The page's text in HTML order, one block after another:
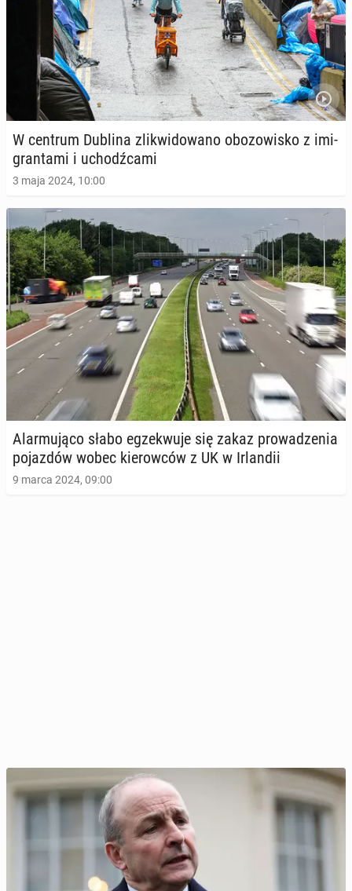
W centrum Dublina zli­kwi­do­wa­no obo­zo­wi­sko z imi­
gran­ta­mi i uchodź­ca­mi
3 maja 2024, 10:00
Alar­mu­ją­co słabo eg­ze­kwu­je się zakaz pro­wa­dze­nia
po­jaz­dów wobec kie­row­ców z UK w Ir­lan­dii
9 marca 2024, 09:00